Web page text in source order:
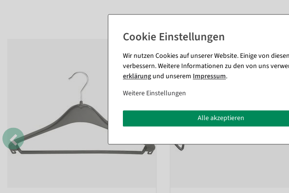
Wir nutzen Cookies auf unserer Website. Einige von
verbessern. Weitere Informationen zu den von uns
erklärung und unserem Impressum.
Weitere Einstellungen
Alle akzeptieren